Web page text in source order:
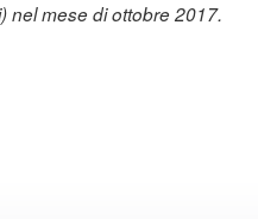
nel mese di ottobre 2017.